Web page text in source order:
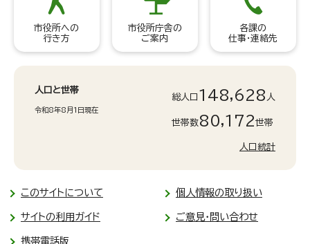
市役所への
行き方
市役所庁舎の
ご案内
各課の
仕事・連絡先
人口と世帯
令和8年8月1日現在
総人口 148,628 人
世帯数80,172世帯
人口統計
このサイトについて 個人情報の取り扱い
サイトの利用ガイド ご意見・問い合わせ
携帯電話版